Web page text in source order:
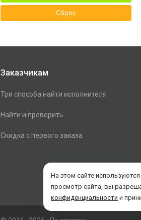
Сброс
Заказчикам
Три способа найти исполнителя
Найти и проверить
Скидка с первого заказа
На этом сайте
просмотр сайта, вы
конфиденциальности и